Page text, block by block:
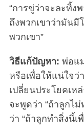
“การขู่ว่าจะละทิ้ง
ถึงพวกเขาว่ามัน
พวกเขา”
วิธีแก้ปัญหา: พ่อแ
หรือเพื่อให้แน่ใจว่
เปลี่ยนประโยคเห
จะพูดว่า “ถ้าลูกไ
ว่า “ถ้าลูกทำสิ่งนี้